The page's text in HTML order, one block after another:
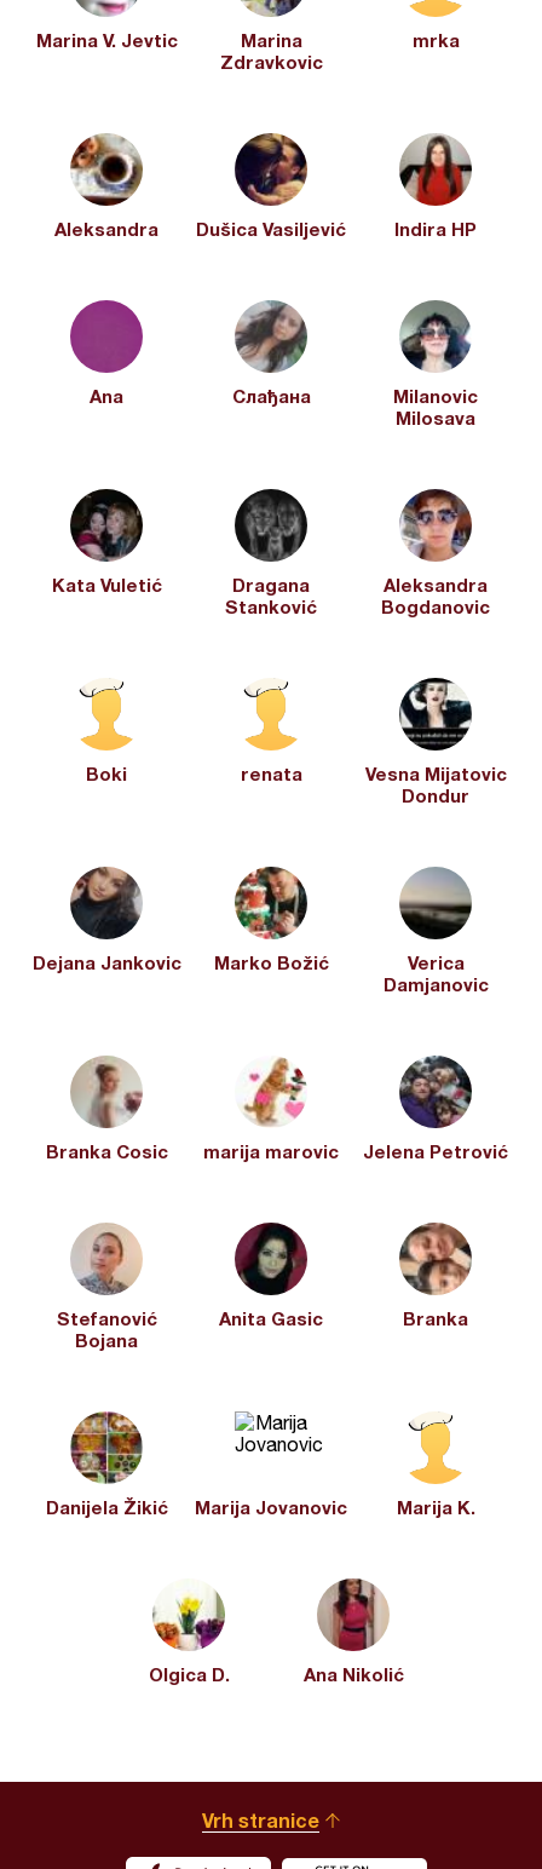
Marina V. Jevtic
Marina
Zdravkovic
mrka
Aleksandra Dušica Vasiljević Indira HP
Ana Cлађана
Milanovic
Milosava
Kata Vuletić
Dragana
Stanković
Aleksandra
Bogdanovic
Boki renata
Vesna Mijatovic
Dondur
Dejana Jankovic Marko Božić
Verica
Damjanovic
Branka Cosic marija marovic Jelena Petrović
Stefanović
Bojana
Anita Gasic Branka
Danijela Žikić Marija Jovanovic Marija K.
Olgica D. Ana Nikolić
Vrh stranice